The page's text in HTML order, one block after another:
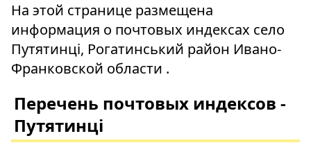
На этой странице размещена
информация о почтовых индексах село
Путятинці, Рогатинський район Ивано-
Франковской области .
Перечень почтовых индексов -
Путятинці